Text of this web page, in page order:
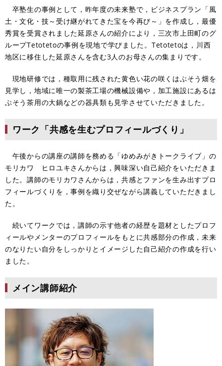
卒塾生の事例として，昨年度の未来塾で，ビジネスプラン「風
土・文化・技～受け継がれてきた宝を今再び～」を作成し，最優
秀賞を受賞されました延原さんの紹介により，三次市上田町のグ
ループTetotetoの事例を現地で学びました。Tetotetoは，川西
地区に移住した延原さんを含む3人のお母さんの集まりです。
現地研修では，種取用に残された黄色い花の咲くはぶそう畑を
見学し，地域に唯一の製茶工場の機械設備や，加工施設にあるは
ぶそう茶用の大鍋などの器具類も見学させていただきました。
ワーク「共感を生むプロフィールづくり」
午後からの講座の講師を務める「ゆめみがきトークライブ」の
モリカワ ヒロユキさんからは，興味深い自己紹介をいただきま
した。講師のモリカワさんからは，共感とファンを生み出すプロ
フィールづくりを，事例を織り交ぜながら講義していただきまし
た。
続いてワークでは，講師の示す他者の経歴を題材としたプロフ
ィールやメンターのプロフィールをもとに共感部分の作成，未来
のなりたい自分をしっかりとイメージした自己紹介の作成を行い
ました。
メイン講師紹介